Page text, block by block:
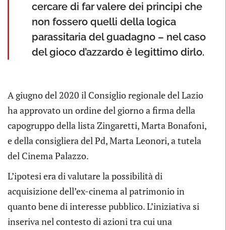
cercare di far valere dei principi che
non fossero quelli della logica
parassitaria del guadagno – nel caso
del gioco d’azzardo è legittimo dirlo.
A giugno del 2020 il Consiglio regionale del Lazio
ha approvato un ordine del giorno a firma della
capogruppo della lista Zingaretti, Marta Bonafoni,
e della consigliera del Pd, Marta Leonori, a tutela
del Cinema Palazzo.
L’ipotesi era di valutare la possibilità di
acquisizione dell’ex-cinema al patrimonio in
quanto bene di interesse pubblico. L’iniziativa si
inseriva nel contesto di azioni tra cui una